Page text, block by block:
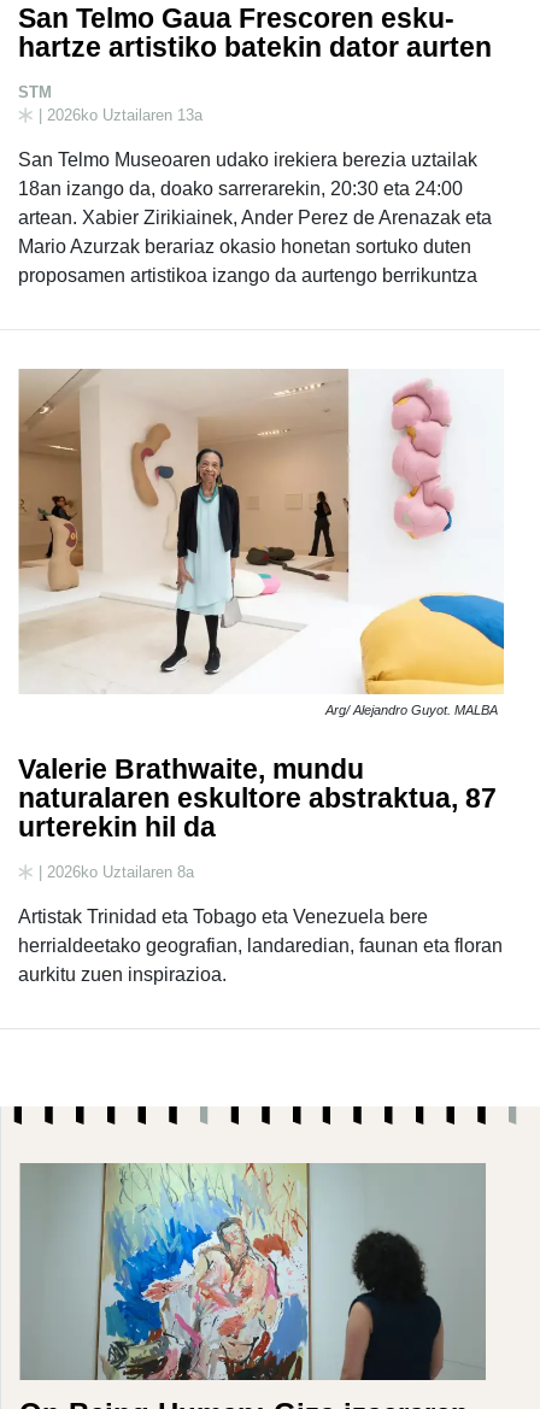
San Telmo Gaua Frescoren esku-
hartze artistiko batekin dator aurten
STM
| 2026ko Uztailaren 13a
San Telmo Museoaren udako irekiera berezia uztailak
18an izango da, doako sarrerarekin, 20:30 eta 24:00
artean. Xabier Zirikiainek, Ander Perez de Arenazak eta
Mario Azurzak berariaz okasio honetan sortuko duten
proposamen artistikoa izango da aurtengo berrikuntza
Arg/ Alejandro Guyot. MALBA
Valerie Brathwaite, mundu
naturalaren eskultore abstraktua, 87
urterekin hil da
| 2026ko Uztailaren 8a
Artistak Trinidad eta Tobago eta Venezuela bere
herrialdeetako geografian, landaredian, faunan eta floran
aurkitu zuen inspirazioa.